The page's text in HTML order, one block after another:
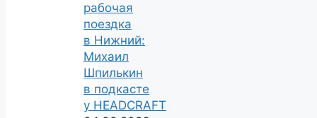
рабочая
поездка
в Нижний:
Михаил
Шпилькин
в подкасте
у HEADCRAFT